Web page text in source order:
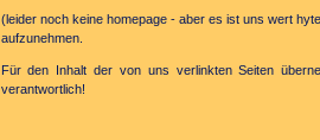
(leider noch keine homepage - aber es ist uns wert
aufzunehmen.
Für den Inhalt der von uns verlinkten Seiten
verantwortlich!